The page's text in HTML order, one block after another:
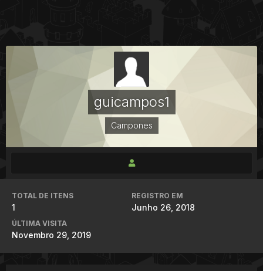
guicampos1
Campones
TOTAL DE ITENS
1
REGISTRO EM
Junho 26, 2018
ÚLTIMA VISITA
Novembro 29, 2019